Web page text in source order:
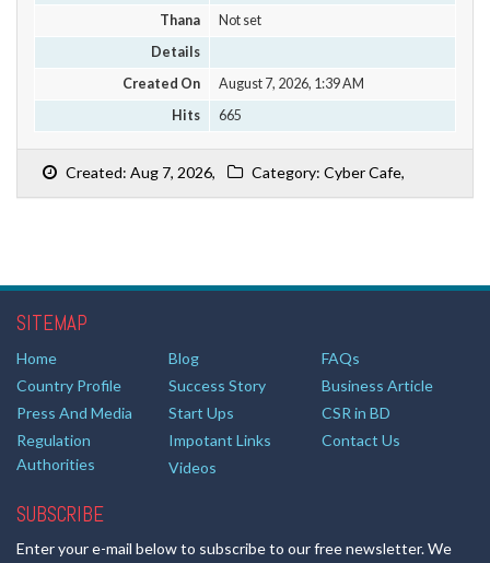
Thana
Not set
Details
Created On
August 7, 2026, 1:39 AM
Hits
665
Created: Aug 7, 2026, Category: Cyber Cafe,
SITEMAP
Home Blog
FAQs
Country Profile
Success Story
Business Article
Press And Media
Start Ups
CSR in BD
Regulation
Authorities
Impotant Links
Contact Us
Videos
SUBSCRIBE
Enter your e-mail below to subscribe to our free newsletter. We